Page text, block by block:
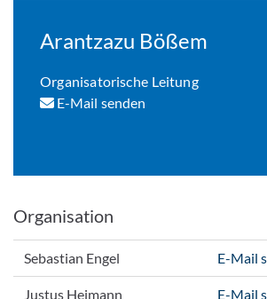
Arantzazu Bößem
Organisatorische Leitung
E-Mail senden
Organisation
Sebastian Engel E-Mail
Justus Heimann E-Mail